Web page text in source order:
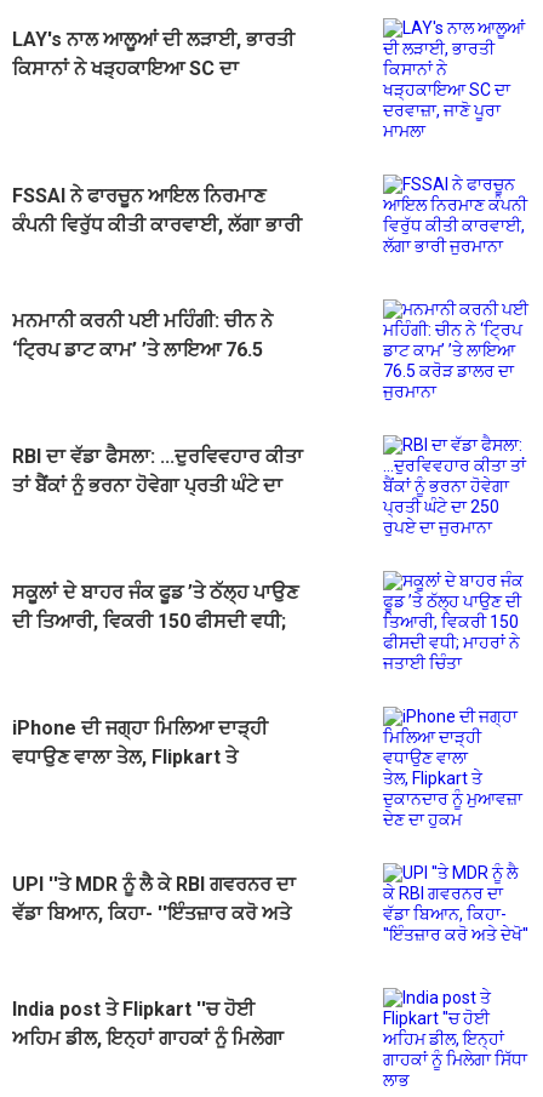
LAY's ਨਾਲ ਆਲੂਆਂ ਦੀ ਲੜਾਈ, ਭਾਰਤੀ
ਕਿਸਾਨਾਂ ਨੇ ਖੜ੍ਹਕਾਇਆ SC ਦਾ
FSSAI ਨੇ ਫਾਰਚੂਨ ਆਇਲ ਨਿਰਮਾਣ
ਕੰਪਨੀ ਵਿਰੁੱਧ ਕੀਤੀ ਕਾਰਵਾਈ, ਲੱਗਾ ਭਾਰੀ
ਮਨਮਾਨੀ ਕਰਨੀ ਪਈ ਮਹਿੰਗੀ: ਚੀਨ ਨੇ
‘ਟ੍ਰਿਪ ਡਾਟ ਕਾਮ’ ’ਤੇ ਲਾਇਆ 76.5
RBI ਦਾ ਵੱਡਾ ਫੈਸਲਾ: ...ਦੁਰਵਿਵਹਾਰ ਕੀਤਾ
ਤਾਂ ਬੈਂਕਾਂ ਨੂੰ ਭਰਨਾ ਹੋਵੇਗਾ ਪ੍ਰਤੀ ਘੰਟੇ ਦਾ
ਸਕੂਲਾਂ ਦੇ ਬਾਹਰ ਜੰਕ ਫੂਡ ’ਤੇ ਠੱਲ੍ਹ ਪਾਉਣ
ਦੀ ਤਿਆਰੀ, ਵਿਕਰੀ 150 ਫੀਸਦੀ ਵਧੀ;
iPhone ਦੀ ਜਗ੍ਹਾ ਮਿਲਿਆ ਦਾੜ੍ਹੀ
ਵਧਾਉਣ ਵਾਲਾ ਤੇਲ, Flipkart ਤੇ
UPI ''ਤੇ MDR ਨੂੰ ਲੈ ਕੇ RBI ਗਵਰਨਰ ਦਾ
ਵੱਡਾ ਬਿਆਨ, ਕਿਹਾ- ''ਇੰਤਜ਼ਾਰ ਕਰੋ ਅਤੇ
India post ਤੇ Flipkart ''ਚ ਹੋਈ
ਅਹਿਮ ਡੀਲ, ਇਨ੍ਹਾਂ ਗਾਹਕਾਂ ਨੂੰ ਮਿਲੇਗਾ